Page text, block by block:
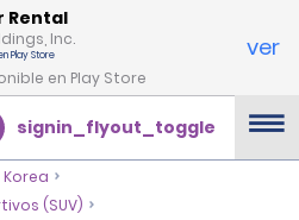
Rental
Inc.
en Play Store
ver
signin_flyout_toggle
(SUV)